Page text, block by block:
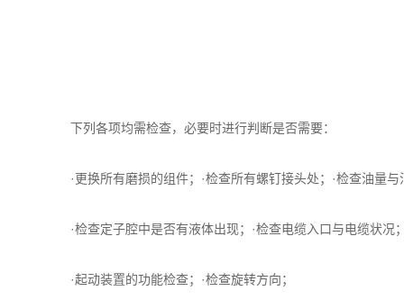
下列各项均需检查，必要时进行判断是否需要：
·更换所有磨损的组件；·检查所有螺钉接头处；·检查油量与
·检查定子腔中是否有液体出现；·检查电缆入口与电缆状况
·起动装置的功能检查；·检查旋转方向；